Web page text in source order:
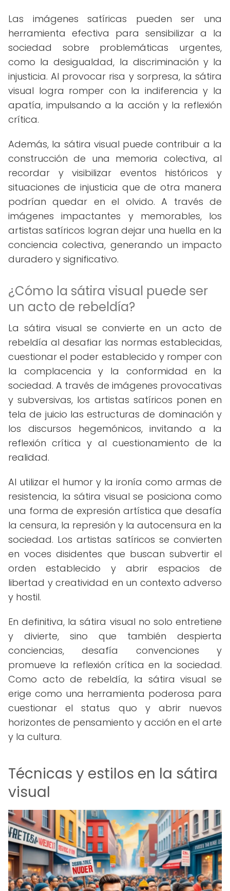
Las imágenes satíricas pueden ser una
herramienta efectiva para sensibilizar a la
sociedad sobre problemáticas urgentes,
como la desigualdad, la discriminación y la
injusticia. Al provocar risa y sorpresa, la sátira
visual logra romper con la indiferencia y la
apatía, impulsando a la acción y la reflexión
crítica.
Además, la sátira visual puede contribuir a la
construcción de una memoria colectiva, al
recordar y visibilizar eventos históricos y
situaciones de injusticia que de otra manera
podrían quedar en el olvido. A través de
imágenes impactantes y memorables, los
artistas satíricos logran dejar una huella en la
conciencia colectiva, generando un impacto
duradero y significativo.
¿Cómo la sátira visual puede ser
un acto de rebeldía?
La sátira visual se convierte en un acto de
rebeldía al desafiar las normas establecidas,
cuestionar el poder establecido y romper con
la complacencia y la conformidad en la
sociedad. A través de imágenes provocativas
y subversivas, los artistas satíricos ponen en
tela de juicio las estructuras de dominación y
los discursos hegemónicos, invitando a la
reflexión crítica y al cuestionamiento de la
realidad.
Al utilizar el humor y la ironía como armas de
resistencia, la sátira visual se posiciona como
una forma de expresión artística que desafía
la censura, la represión y la autocensura en la
sociedad. Los artistas satíricos se convierten
en voces disidentes que buscan subvertir el
orden establecido y abrir espacios de
libertad y creatividad en un contexto adverso
y hostil.
En definitiva, la sátira visual no solo entretiene
y divierte, sino que también despierta
conciencias, desafía convenciones y
promueve la reflexión crítica en la sociedad.
Como acto de rebeldía, la sátira visual se
erige como una herramienta poderosa para
cuestionar el status quo y abrir nuevos
horizontes de pensamiento y acción en el arte
y la cultura.
Técnicas y estilos en la sátira
visual